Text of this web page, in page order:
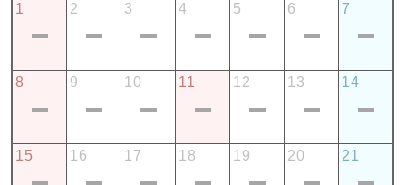
1
2 3 4 5 6 7
8 9 10 11 12 13 14
15 16 17 18 19 20 21